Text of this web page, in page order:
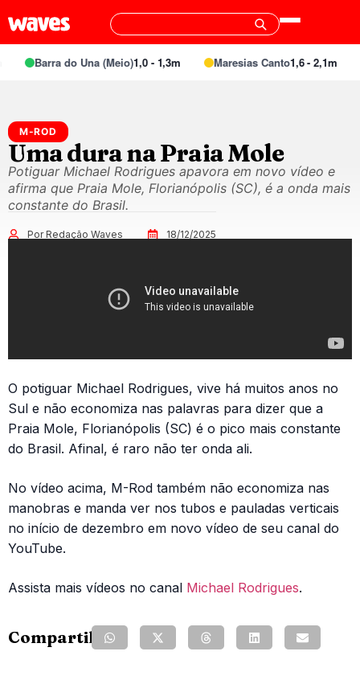
Barra do Una (Meio)1,0 - 1,3m Maresias Canto1,6 - 2,1m
M-ROD
Uma dura na Praia Mole
Potiguar Michael Rodrigues apavora em novo vídeo e
afirma que Praia Mole, Florianópolis (SC), é a onda mais
constante do Brasil.
Por Redação Waves 18/12/2025
O potiguar Michael Rodrigues, vive há muitos anos no
Sul e não economiza nas palavras para dizer que a
Praia Mole, Florianópolis (SC) é o pico mais constante
do Brasil. Afinal, é raro não ter onda ali.
No vídeo acima, M-Rod também não economiza nas
manobras e manda ver nos tubos e pauladas verticais
no início de dezembro em novo vídeo de seu canal do
YouTube.
Assista mais vídeos no canal Michael Rodrigues.
Compartilhe: